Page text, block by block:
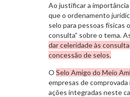
Ao justificar a
que o ordenamento
selo para pessoas físicas
consulta” sobre o tema.
dar celeridade às
concessão de selos.
O Selo Amigo do Meio
empresas de
ações integradas neste